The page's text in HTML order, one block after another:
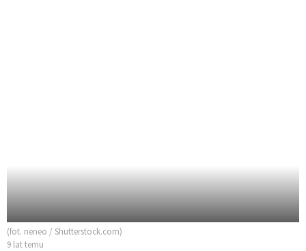
(fot. neneo / Shutterstock.com)
9 lat temu